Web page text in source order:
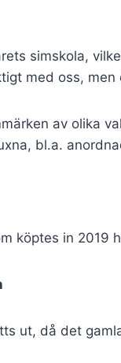
simskola,
med oss,
av olika
bl.a.
köptes in 2019
ut, då det